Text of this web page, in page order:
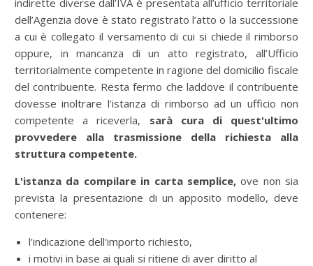
indirette diverse dall’IVA è presentata all’ufficio territoriale
dell’Agenzia dove è stato registrato l’atto o la successione
a cui è collegato il versamento di cui si chiede il rimborso
oppure, in mancanza di un atto registrato, all’Ufficio
territorialmente competente in ragione del domicilio fiscale
del contribuente. Resta fermo che laddove il contribuente
dovesse inoltrare l'istanza di rimborso ad un ufficio non
competente a riceverla, sarà cura di quest'ultimo
provvedere alla trasmissione della richiesta alla
struttura competente.
L'istanza da compilare in carta semplice,ove non sia
prevista la presentazione di un apposito modello, deve
contenere:
l'indicazione dell'importo richiesto,
i motivi in base ai quali si ritiene di aver diritto al